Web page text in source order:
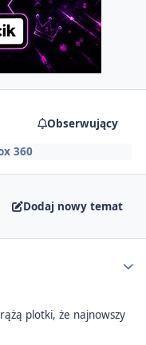
Obserwujący
360
Dodaj nowy temat
plotki, że najnowszy